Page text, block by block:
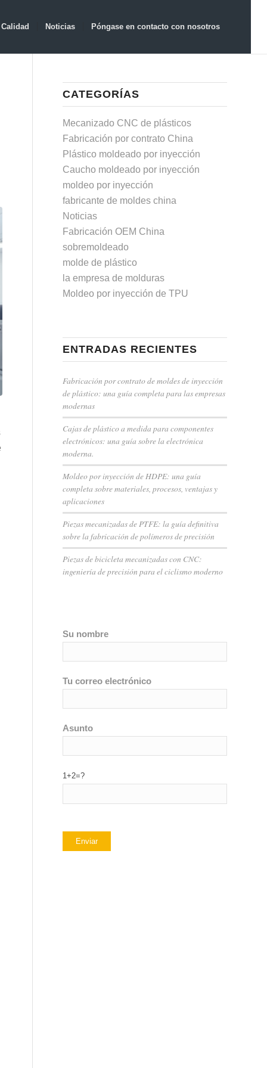
Calidad Noticias Póngase en contacto con nosotros
CATEGORÍAS
Mecanizado CNC de plásticos
Fabricación por contrato China
Plástico moldeado por inyección
Caucho moldeado por inyección
moldeo por inyección
fabricante de moldes china
Noticias
Fabricación OEM China
sobremoldeado
molde de plástico
la empresa de molduras
Moldeo por inyección de TPU
ENTRADAS RECIENTES
Fabricación por contrato de moldes de inyección
de plástico: una guía completa para las empresas
modernas
Cajas de plástico a medida para componentes
electrónicos: una guía sobre la electrónica
moderna.
Moldeo por inyección de HDPE: una guía
completa sobre materiales, procesos, ventajas y
aplicaciones
Piezas mecanizadas de PTFE: la guía definitiva
sobre la fabricación de polímeros de precisión
Piezas de bicicleta mecanizadas con CNC:
ingeniería de precisión para el ciclismo moderno
Su nombre
Tu correo electrónico
Asunto
1+2=?